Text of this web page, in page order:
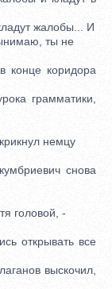
жалобы... И
ты не
коридора
грамматики,
немцу
снова
головой, -
открывать все
выскочил,